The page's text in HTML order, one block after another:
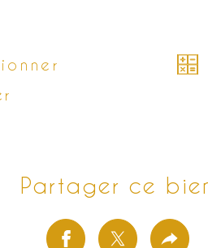
Partager ce